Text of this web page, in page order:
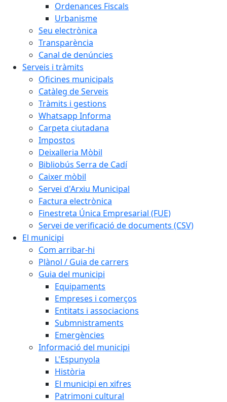
Ordenances Fiscals
Urbanisme
Seu electrònica
Transparència
Canal de denúncies
Serveis i tràmits
Oficines municipals
Catàleg de Serveis
Tràmits i gestions
Whatsapp Informa
Carpeta ciutadana
Impostos
Deixalleria Mòbil
Bibliobús Serra de Cadí
Caixer mòbil
Servei d'Arxiu Municipal
Factura electrònica
Finestreta Única Empresarial (FUE)
Servei de verificació de documents (CSV)
El municipi
Com arribar-hi
Plànol / Guia de carrers
Guia del municipi
Equipaments
Empreses i comerços
Entitats i associacions
Submnistraments
Emergències
Informació del municipi
L'Espunyola
Història
El municipi en xifres
Patrimoni cultural